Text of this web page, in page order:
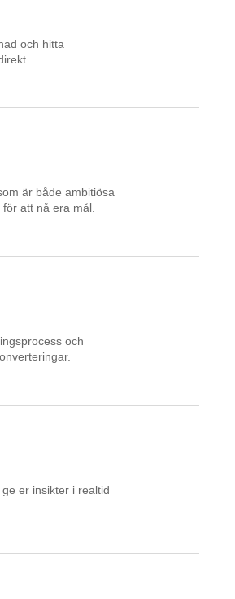
och hitta
är både ambitiösa
att nå era mål.
och
er insikter i realtid